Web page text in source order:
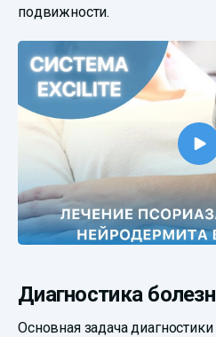
подвижности.
Диагностика
Основная задача